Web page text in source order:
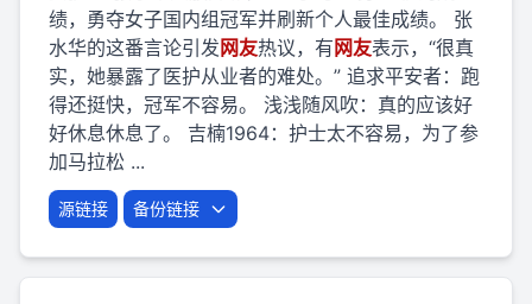
绩，勇夺女子国内组冠军并刷新个人最佳成绩。 张
水华的这番言论引发 网友热议，有 网友表示，“很真
实，她暴露了医护从业者的难处。” 追求平安者：跑
得还挺快，冠军不容易。 浅浅随风吹：真的应该好
好休息休息了。 吉楠1964：护士太不容易，为了参
加马拉松 ...
源链接 备份链接